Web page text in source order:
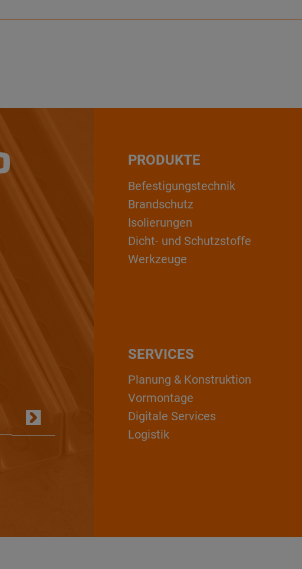
PRODUKTE
Befestigungstechnik
Brandschutz
Isolierungen
Dicht- und Schutzstoffe
Werkzeuge
SERVICES
Planung & Konstruktion
Vormontage
Digitale Services
Logistik